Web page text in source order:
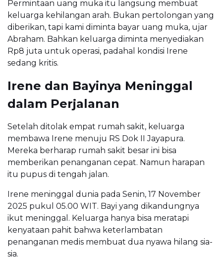
Permintaan uang muka itu langsung membuat
keluarga kehilangan arah. Bukan pertolongan yang
diberikan, tapi kami diminta bayar uang muka, ujar
Abraham. Bahkan keluarga diminta menyediakan
Rp8 juta untuk operasi, padahal kondisi Irene
sedang kritis.
Irene dan Bayinya Meninggal
dalam Perjalanan
Setelah ditolak empat rumah sakit, keluarga
membawa Irene menuju RS Dok II Jayapura.
Mereka berharap rumah sakit besar ini bisa
memberikan penanganan cepat. Namun harapan
itu pupus di tengah jalan.
Irene meninggal dunia pada Senin, 17 November
2025 pukul 05.00 WIT. Bayi yang dikandungnya
ikut meninggal. Keluarga hanya bisa meratapi
kenyataan pahit bahwa keterlambatan
penanganan medis membuat dua nyawa hilang sia-
sia.